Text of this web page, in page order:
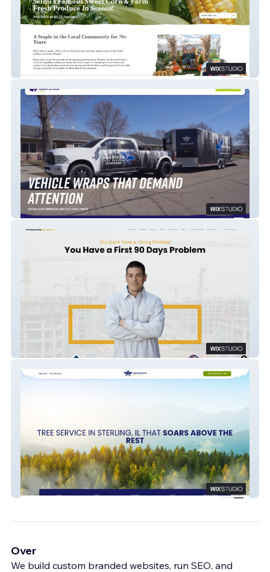
Selmi's
Wrap Shock Studio
Andrew Brown
American Tree Serv
Over
We build custom branded websites, run SEO, and